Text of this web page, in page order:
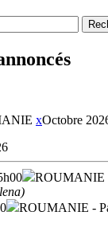
xOctobre
ROUMANIE
ROUMANIE -